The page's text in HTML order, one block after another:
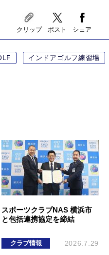
クリップ ポスト シェア
インドアゴルフ練習場
スポーツクラブNAS 横浜市
と包括連携協定を締結
クラブ情報 2026.7.29